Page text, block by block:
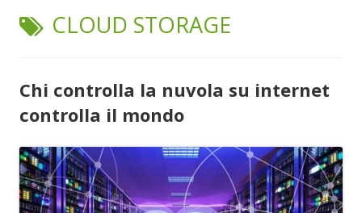
TAG:
CLOUD STORAGE
Chi controlla la nuvola su internet
controlla il mondo